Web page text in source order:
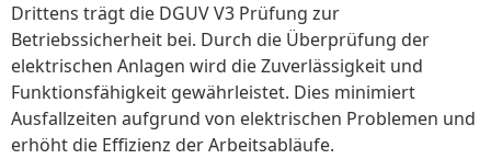
Drittens trägt die DGUV V3 Prüfung zur
Betriebssicherheit bei. Durch die Überprüfung der
elektrischen Anlagen wird die Zuverlässigkeit und
Funktionsfähigkeit gewährleistet. Dies minimiert
Ausfallzeiten aufgrund von elektrischen Problemen und
erhöht die Effizienz der Arbeitsabläufe.